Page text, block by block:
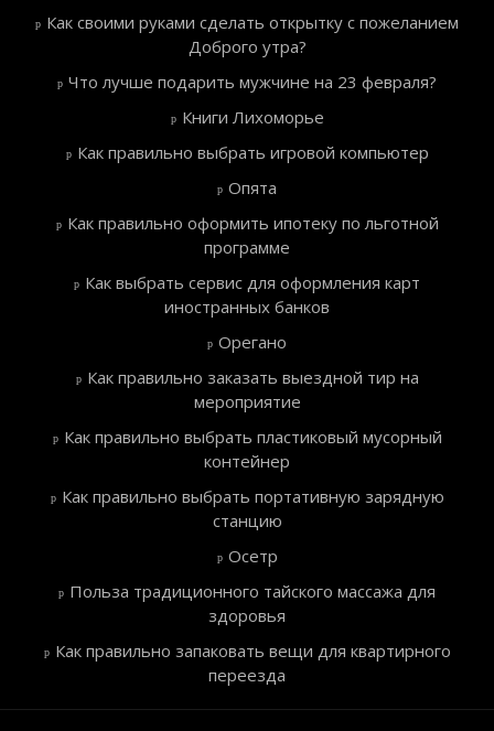
Как своими руками сделать открытку с пожеланием
Доброго утра?
Что лучше подарить мужчине на 23 февраля?
Книги Лихоморье
Как правильно выбрать игровой компьютер
Опята
Как правильно оформить ипотеку по льготной
программе
Как выбрать сервис для оформления карт
иностранных банков
Орегано
Как правильно заказать выездной тир на
мероприятие
Как правильно выбрать пластиковый мусорный
контейнер
Как правильно выбрать портативную зарядную
станцию
Осетр
Польза традиционного тайского массажа для
здоровья
Как правильно запаковать вещи для квартирного
переезда